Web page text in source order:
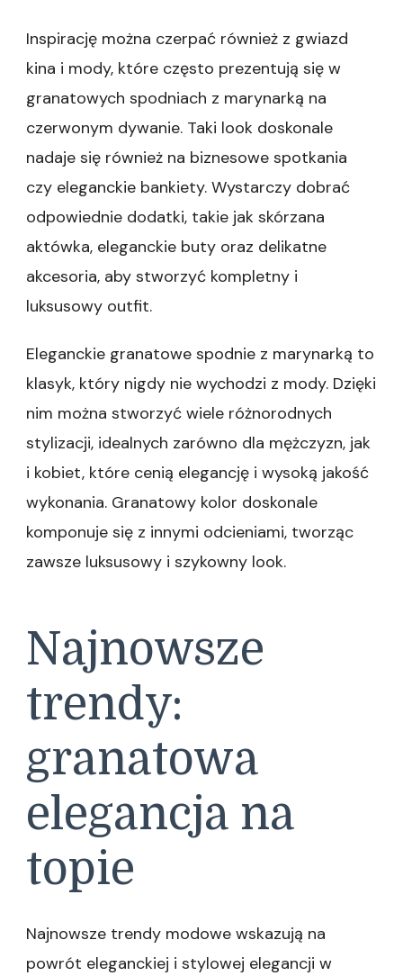
Inspirację można czerpać również z gwiazd
kina i mody, które często prezentują się w
granatowych spodniach z marynarką na
czerwonym dywanie. Taki look doskonale
nadaje się również na biznesowe spotkania
czy eleganckie bankiety. Wystarczy dobrać
odpowiednie dodatki, takie jak skórzana
aktówka, eleganckie buty oraz delikatne
akcesoria, aby stworzyć kompletny i
luksusowy outfit.
Eleganckie granatowe spodnie z marynarką to
klasyk, który nigdy nie wychodzi z mody. Dzięki
nim można stworzyć wiele różnorodnych
stylizacji, idealnych zarówno dla mężczyzn, jak
i kobiet, które cenią elegancję i wysoką jakość
wykonania. Granatowy kolor doskonale
komponuje się z innymi odcieniami, tworząc
zawsze luksusowy i szykowny look.
Najnowsze
trendy:
granatowa
elegancja na
topie
Najnowsze trendy modowe wskazują na
powrót eleganckiej i stylowej elegancji w